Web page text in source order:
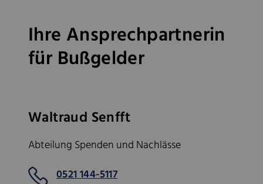
Ihre Ansprechpartnerin
für Bußgelder
Waltraud Senfft
Abteilung Spenden und Nachlässe
0521 144-5117